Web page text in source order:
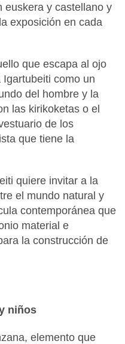
euskera y castellano y
exposición en cada
que escapa al ojo
como un
del hombre y la
las kirikoketas o el
de los
que tiene la
quiere invitar a la
el mundo natural y
contemporánea que
material e
la construcción de
niños
elemento que